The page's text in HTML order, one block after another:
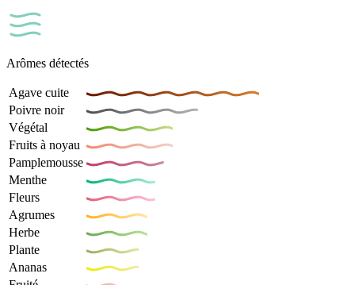
Arômes détectés
Agave cuite
Poivre noir
Végétal
Fruits à noyau
Pamplemousse
Menthe
Fleurs
Agrumes
Herbe
Plante
Ananas